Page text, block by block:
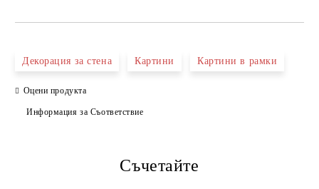
Ние ще се свържем с вас в рамките на работния ден.
Декорация за стена Картини Картини в рамки
Оцени продукта
Информация за Съответствие
Съчетайте